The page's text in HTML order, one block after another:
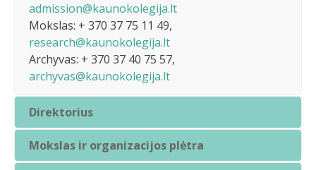
admission@kaunokolegija.lt
Mokslas: + 370 37 75 11 49,
research@kaunokolegija.lt
Archyvas: + 370 37 40 75 57,
archyvas@kaunokolegija.lt
Direktorius
Mokslas ir organizacijos plėtra